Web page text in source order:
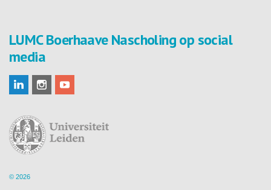
LUMC Boerhaave Nascholing op social
media
© 2026